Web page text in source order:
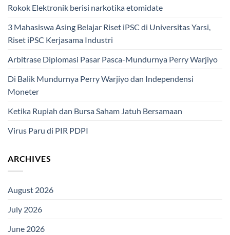
Rokok Elektronik berisi narkotika etomidate
3 Mahasiswa Asing Belajar Riset iPSC di Universitas Yarsi,
Riset iPSC Kerjasama Industri
Arbitrase Diplomasi Pasar Pasca-Mundurnya Perry Warjiyo
Di Balik Mundurnya Perry Warjiyo dan Independensi
Moneter
Ketika Rupiah dan Bursa Saham Jatuh Bersamaan
Virus Paru di PIR PDPI
ARCHIVES
August 2026
July 2026
June 2026